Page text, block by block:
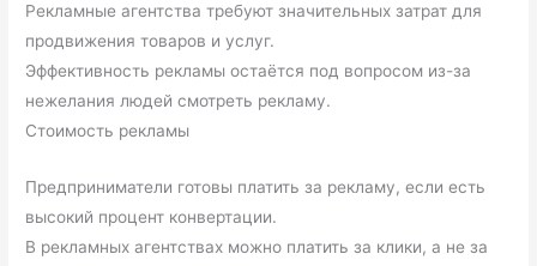
Рекламные агентства требуют значительных затрат для
продвижения товаров и услуг.
Эффективность рекламы остаётся под вопросом из-за
нежелания людей смотреть рекламу.
Стоимость рекламы
Предприниматели готовы платить за рекламу, если есть
высокий процент конвертации.
В рекламных агентствах можно платить за клики, а не за